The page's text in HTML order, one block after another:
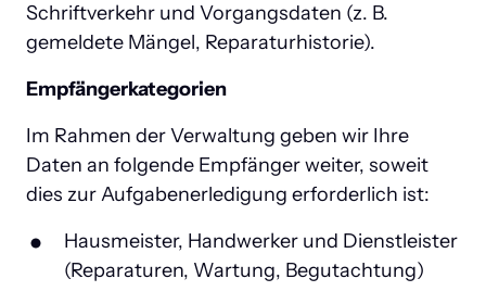
Schriftverkehr und Vorgangsdaten (z. B.
gemeldete Mängel, Reparaturhistorie).
Empfängerkategorien
Im Rahmen der Verwaltung geben wir Ihre
Daten an folgende Empfänger weiter, soweit
dies zur Aufgabenerledigung erforderlich ist:
Hausmeister, Handwerker und Dienstleister
(Reparaturen, Wartung, Begutachtung)